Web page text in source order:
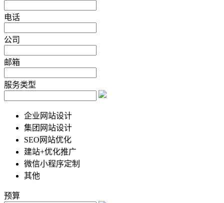
电话
公司
邮箱
服务类型
企业网站设计
集团网站设计
SEO网站优化
建站+优化推广
微信小程序定制
其他
预算